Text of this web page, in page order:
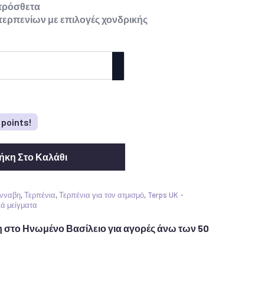
με επιλογές χονδρικής
points!
Στο Καλάθι
,Τερπένια,Τερπένια για τον ατμισμό, Terps UK -
μείγματα
Ηνωμένο Βασίλειο για αγορές άνω των 50